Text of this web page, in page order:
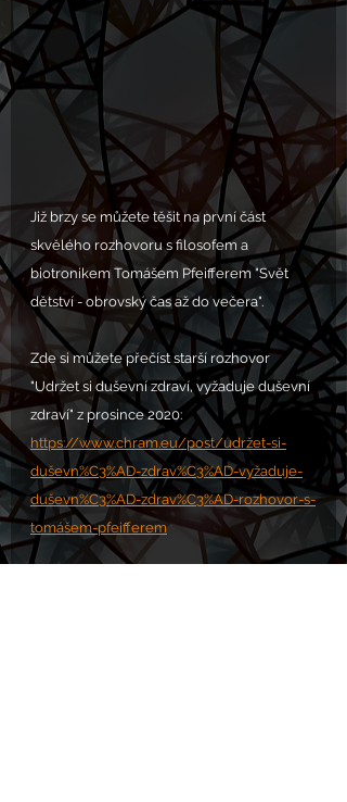
Již brzy se můžete těšit na první část
skvělého rozhovoru s filosofem a
biotronikem Tomášem Pfeifferem "Svět
dětství - obrovský čas až do večera".
Zde si můžete přečíst starší rozhovor
"Udržet si duševní zdraví, vyžaduje duševní
zdraví" z prosince 2020:
https://www.chram.eu/post/udržet-si-
duševn%C3%AD-zdrav%C3%AD-vyžaduje-
duševn%C3%AD-zdrav%C3%AD-rozhovor-s-
tomášem-pfeifferem